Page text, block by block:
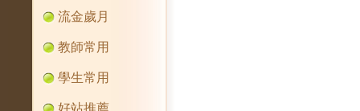
流金歲月
教師常用
學生常用
好站推薦